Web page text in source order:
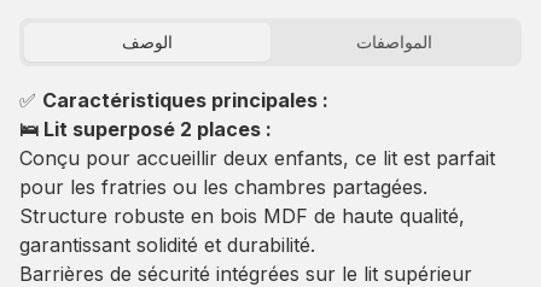
الوصف المواصفات
✅ Caractéristiques principales :
🛌 Lit superposé 2 places :
Conçu pour accueillir deux enfants, ce lit est parfait
pour les fratries ou les chambres partagées.
Structure robuste en bois MDF de haute qualité,
garantissant solidité et durabilité.
Barrières de sécurité intégrées sur le lit supérieur